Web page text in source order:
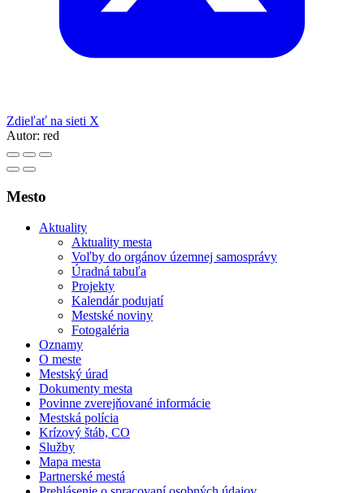
Zdieľať na sieti X
Autor: red
Mesto
Aktuality
Aktuality mesta
Voľby do orgánov územnej samosprávy
Úradná tabuľa
Projekty
Kalendár podujatí
Mestské noviny
Fotogaléria
Oznamy
O meste
Mestský úrad
Dokumenty mesta
Povinne zverejňované informácie
Mestská polícia
Krízový štáb, CO
Služby
Mapa mesta
Partnerské mestá